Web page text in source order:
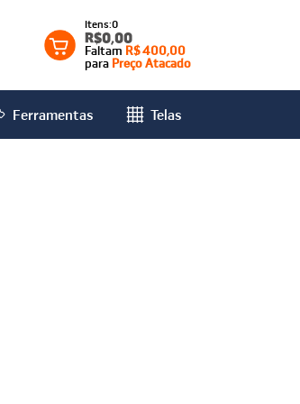
0
R$0,00
Faltam R$ 400,00
para Preço Atacado
Ferramentas Telas